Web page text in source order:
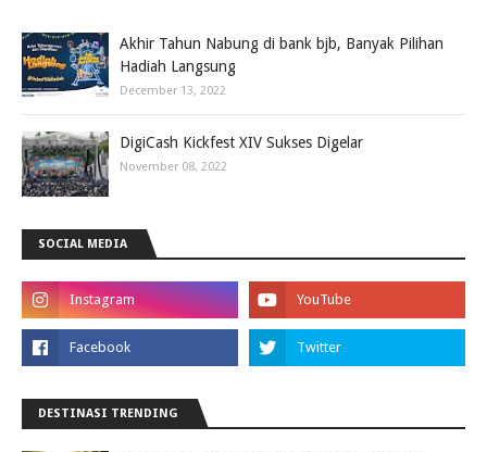
Akhir Tahun Nabung di bank bjb, Banyak Pilihan
Hadiah Langsung
December 13, 2022
DigiCash Kickfest XIV Sukses Digelar
November 08, 2022
SOCIAL MEDIA
DESTINASI TRENDING